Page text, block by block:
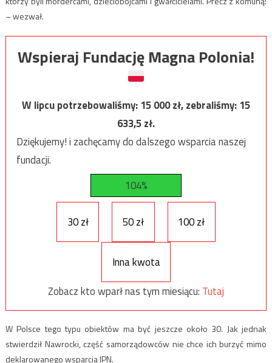
– wezwał.
Wspieraj Fundację Magna Polonia!
W lipcu potrzebowaliśmy:15 000zł, zebraliśmy:15
633,5zł.
Dziękujemy! i zachęcamy do dalszego wsparcia naszej
fundacji.
104%
30 zł 50 zł 100 zł
Inna kwota
Zobacz kto wparł nas tym miesiącu: Tutaj
W Polsce tego typu obiektów ma być jeszcze około 30. Jak jednak
stwierdził Nawrocki, część samorządowców nie chce ich burzyć mimo
deklarowanego wsparcia IPN.